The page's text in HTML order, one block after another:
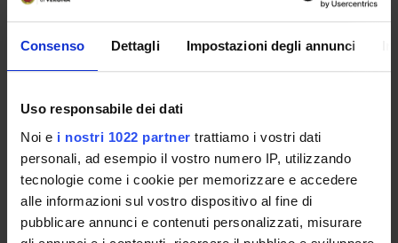
Consenso Dettagli Impostazioni degli annunci
Uso responsabile dei dati
Noi e i nostri 1022 partner trattiamo i vostri dati
personali, ad esempio il vostro numero IP, utilizzando
tecnologie come i cookie per memorizzare e accedere
alle informazioni sul vostro dispositivo al fine di
pubblicare annunci e contenuti personalizzati, misurare
Professore ordinario
Intelligenza Artificiale
Computer graphics (DI)
Ingegneria del Software e Verifica Formale
Computer graphics (DI)